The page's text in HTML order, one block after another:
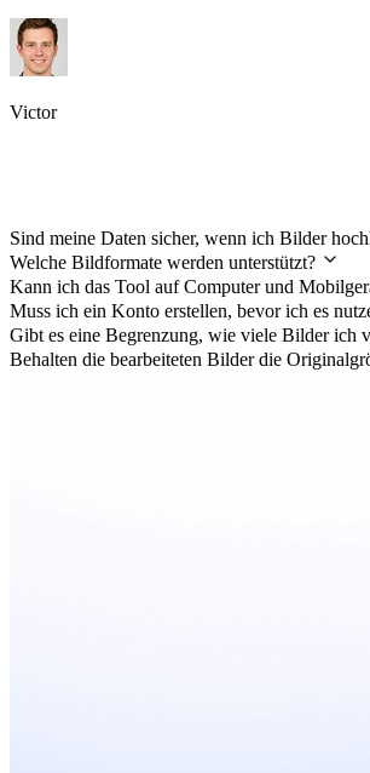
Victor
Sind meine Daten sicher, wenn ich Bilder
Welche Bildformate werden unterstützt?
Kann ich das Tool auf Computer und
Muss ich ein Konto erstellen, bevor ich es
Gibt es eine Begrenzung, wie viele Bilder ich
Behalten die bearbeiteten Bilder die